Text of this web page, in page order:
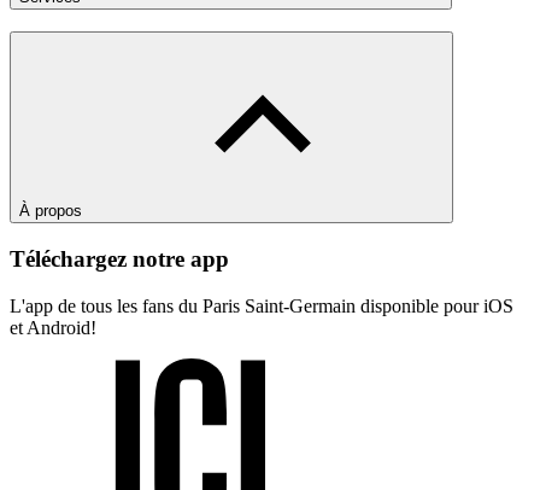
À propos
Téléchargez notre app
L'app de tous les fans du Paris Saint-Germain disponible pour iOS
et Android!